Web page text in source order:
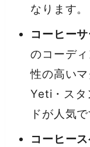
なります。
コーヒー
のコーデ
性の高いマ
Yeti・スタ
ドが人気で
コーヒース